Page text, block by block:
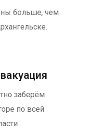
больше, чем
заберём
по всей